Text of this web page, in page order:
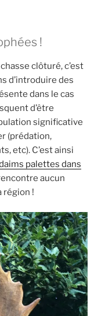
!
clôturé, c’est
d’introduire des
dans le cas
d’être
significative
(prédation,
etc). C’est ainsi
palettes dans
aucun
région !